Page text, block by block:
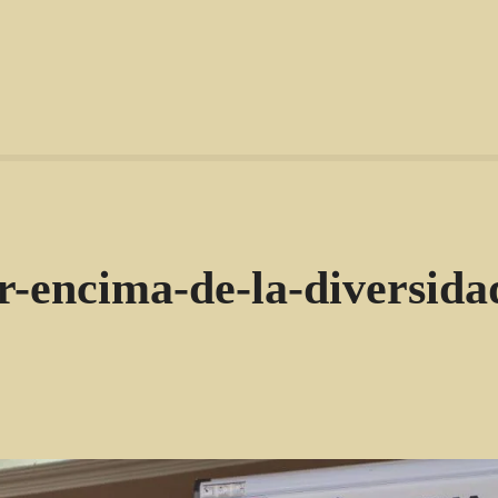
encima-de-la-